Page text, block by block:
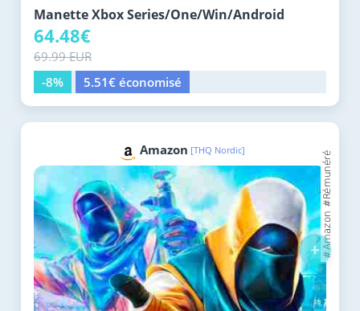
Manette Xbox Series/One/Win/Android
64.48€
69.99 EUR
-8%
5.51€ économisé
Amazon [THQ Nordic]
+